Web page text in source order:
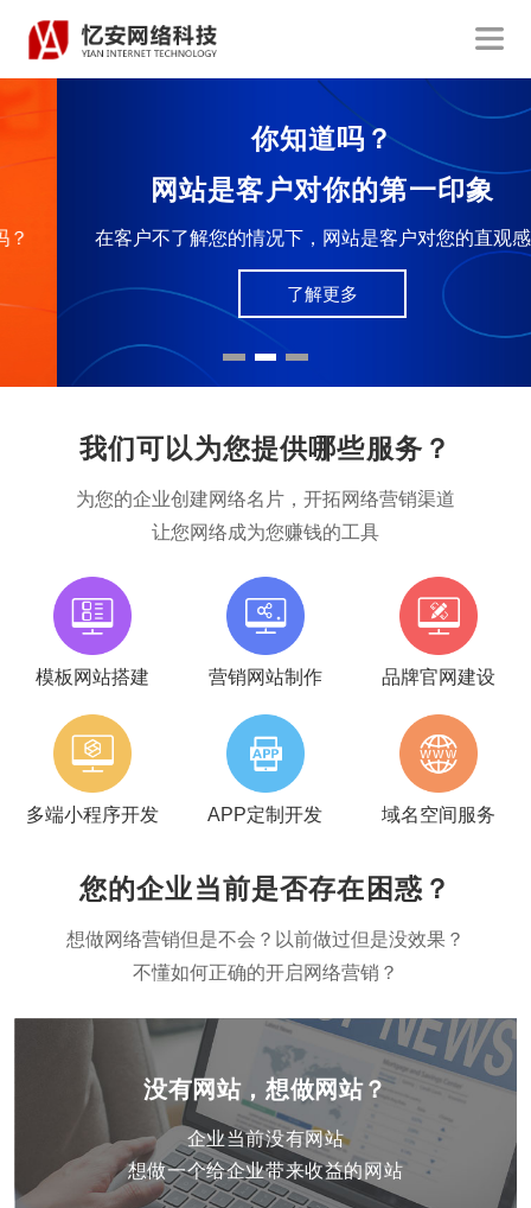
你知道吗？
网站是客户对你的第一印象
在客户不了解您的情况下，网站是客户对您的直观感受
了解更多
我们可以为您提供哪些服务？
为您的企业创建网络名片，开拓网络营销渠道
让您网络成为您赚钱的工具
模板网站搭建 营销网站制作 品牌官网建设
多端小程序开发 APP定制开发 域名空间服务
您的企业当前是否存在困惑？
想做网络营销但是不会？以前做过但是没效果？
不懂如何正确的开启网络营销？
没有网站，想做网站？
企业当前没有网站
想做一个给企业带来收益的网站